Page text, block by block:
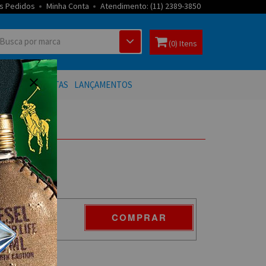
Pedidos Minha Conta Atendimento: (11) 2389-3850
(0) Itens
OFERTAS LANÇAMENTOS
COMPRAR